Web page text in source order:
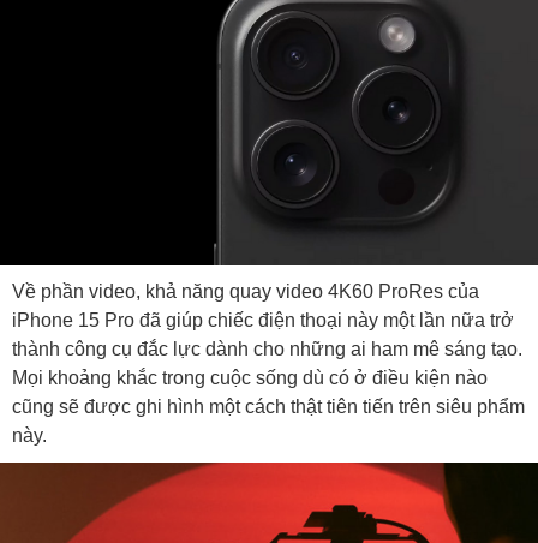
Về phần video, khả năng quay video 4K60 ProRes của
iPhone 15 Pro đã giúp chiếc điện thoại này một lần nữa trở
thành công cụ đắc lực dành cho những ai ham mê sáng tạo.
Mọi khoảng khắc trong cuộc sống dù có ở điều kiện nào
cũng sẽ được ghi hình một cách thật tiên tiến trên siêu phẩm
này.